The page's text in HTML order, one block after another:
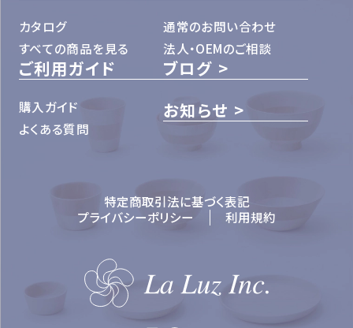
カタログ
すべての商品を見る
通常のお問い合わせ
法人・OEMのご相談
ご利用ガイド
購入ガイド
よくある質問
ブログ
お知らせ
特定商取引法に基づく表記
プライバシーポリシー
利用規約